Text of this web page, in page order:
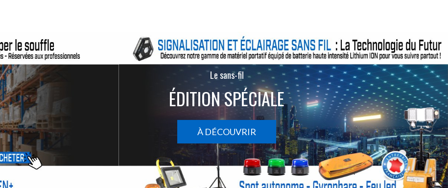
Le sans-fil
ÉDITION SPÉCIALE
À DÉCOUVRIR